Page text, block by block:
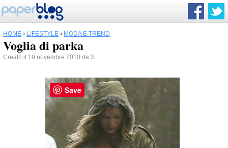
HOME › LIFESTYLE › MODA E TREND
Voglia di parka
Creato il 19 novembre 2010 da S
Save